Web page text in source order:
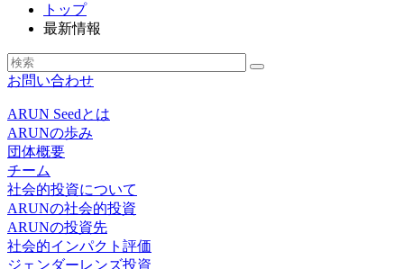
トップ
最新情報
お問い合わせ
ARUN Seedとは
ARUNの歩み
団体概要
チーム
社会的投資について
ARUNの社会的投資
ARUNの投資先
社会的インパクト評価
ジェンダーレンズ投資